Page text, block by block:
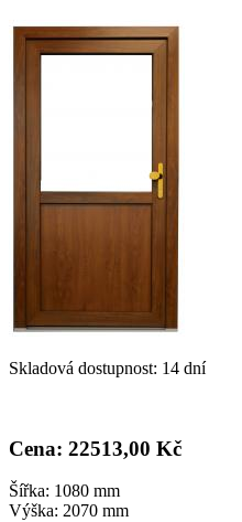
Skladová dostupnost: 14 dní
Cena: 22513,00 Kč
Šířka: 1080 mm
Výška: 2070 mm